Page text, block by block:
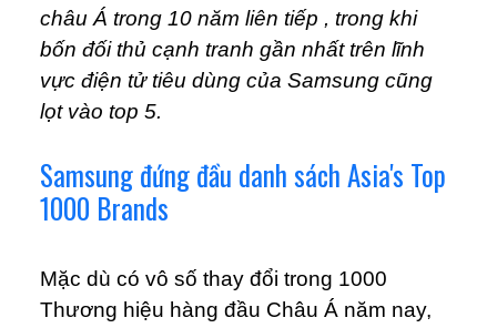
châu Á trong 10 năm liên tiếp , trong khi
bốn đối thủ cạnh tranh gần nhất trên lĩnh
vực điện tử tiêu dùng của Samsung cũng
lọt vào top 5.
Samsung đứng đầu danh sách Asia's Top
1000 Brands
Mặc dù có vô số thay đổi trong 1000
Thương hiệu hàng đầu Châu Á năm nay,